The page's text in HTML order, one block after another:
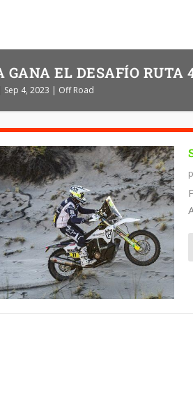
GANA EL DESAFÍO RUTA
Sep 4, 2023 | Off Road